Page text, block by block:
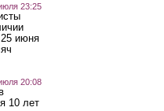
23:25
июня
20:08
10 лет